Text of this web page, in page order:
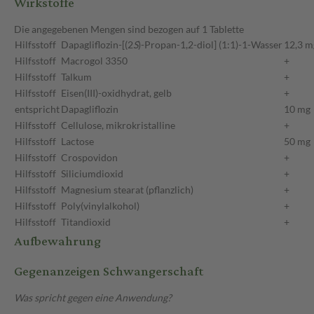
Die angegebenen Mengen sind bezogen auf 1 Tablette
Hilfsstoff Dapagliflozin-[(2S)-Propan-1,2-diol] (1:1)-1-Wasser 12,3
Hilfsstoff Macrogol 3350
+
Hilfsstoff Talkum
+
Hilfsstoff Eisen(III)-oxidhydrat, gelb
+
entsprichtDapagliflozin
10 mg
Hilfsstoff Cellulose, mikrokristalline
+
Hilfsstoff Lactose
50 mg
Hilfsstoff Crospovidon
+
Hilfsstoff Siliciumdioxid
+
Hilfsstoff Magnesium stearat (pflanzlich)
+
Hilfsstoff Poly(vinylalkohol)
+
Hilfsstoff Titandioxid +
Aufbewahrung
Gegenanzeigen Schwangerschaft
Was spricht gegen eine Anwendung?